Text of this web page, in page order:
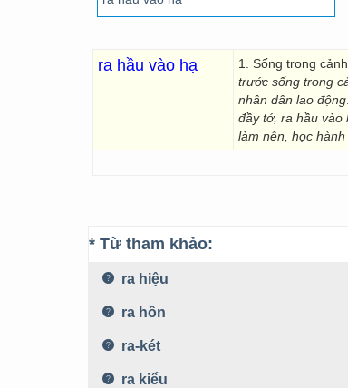
ra hầu vào hạ 1. Sống trong
trước sống trong
nhân dân lao động
đầy tớ, ra hầu vào
làm nên, học
* Từ tham khảo:
ra hiệu
ra hồn
ra-két
ra kiểu